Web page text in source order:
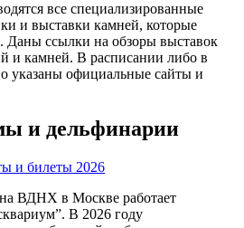
все специализированные
и выставки камней, которые
Даны ссылки на обзоры выставок
и камней. В расписании либо в
указаны официальные сайты и
и дельфинарии
и билеты 2026
ВДНХ в Москве работает
В 2026 году